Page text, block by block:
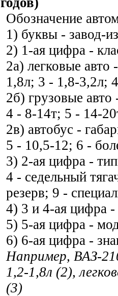
Обозначение
1) буквы - завод-
2) 1-ая цифра -
2а) легковые
1,8л; 3 - 1,8-3,2л;
2б) грузовые
4 - 8-14т; 5 - 14-
2в) автобус -
5 - 10,5-12; 6 -
3) 2-ая цифра -
4 - седельный
резерв; 9 -
4) 3 и 4-ая цифра
5) 5-ая цифра -
6) 6-ая цифра -
Например, ВАЗ-
1,2-1,8л (2),
(3)